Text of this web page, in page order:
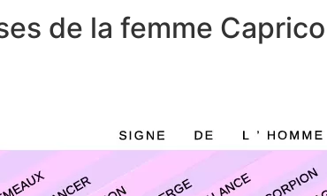
de la femme